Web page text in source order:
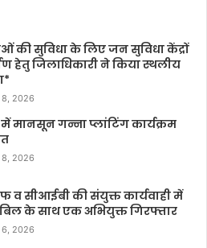
की सुविधा के लिए जन सुविधा केंद्रों
हेतु जिलाधिकारी ने किया स्थलीय
8, 2026
मानसून गन्ना प्लांटिंग कार्यक्रम
8, 2026
व सीआईबी की संयुक्त कार्यवाही में
के साथ एक अभियुक्त गिरफ्तार
6, 2026